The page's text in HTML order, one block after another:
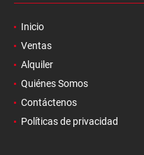
Inicio
Ventas
Alquiler
Quiénes Somos
Contáctenos
Políticas de privacidad